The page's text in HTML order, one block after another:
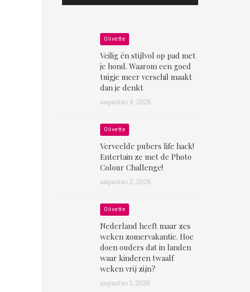
Olivette
Veilig én stijlvol op pad met
je hond. Waarom een goed
tuigje meer verschil maakt
dan je denkt
augustus 4, 2026
Olivette
Verveelde pubers life hack!
Entertain ze met de Photo
Colour Challenge!
augustus 2, 2026
Olivette
Nederland heeft maar zes
weken zomervakantie. Hoe
doen ouders dat in landen
waar kinderen twaalf
weken vrij zijn?
augustus 1, 2026